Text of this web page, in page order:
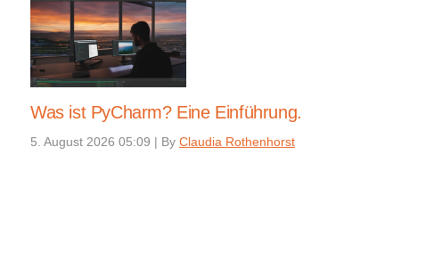
Was ist PyCharm? Eine Einführung.
5. August 2026 05:09 | By Claudia Rothenhorst